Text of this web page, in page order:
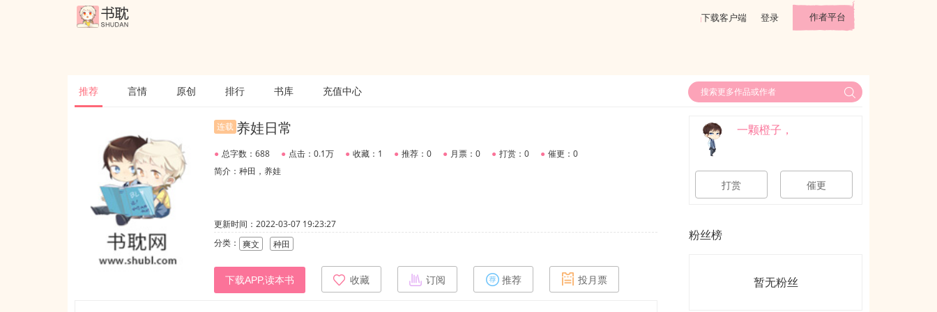
下载客户端 登录 作者平台
推荐 言情 原创 排行 书库 充值中心
连载 养娃日常
● 总字数：688 ● 点击：0.1万 ● 收藏：1 ● 推荐：0 ● 月票：0 ● 打赏：0 ● 催更：0
简介：种田，养娃
更新时间：2022-03-07 19:23:27
分类： 爽文 种田
下载APP,读本书 收藏 订阅 推荐 投月票
一颗橙子，
打赏 催更
粉丝榜
暂无粉丝